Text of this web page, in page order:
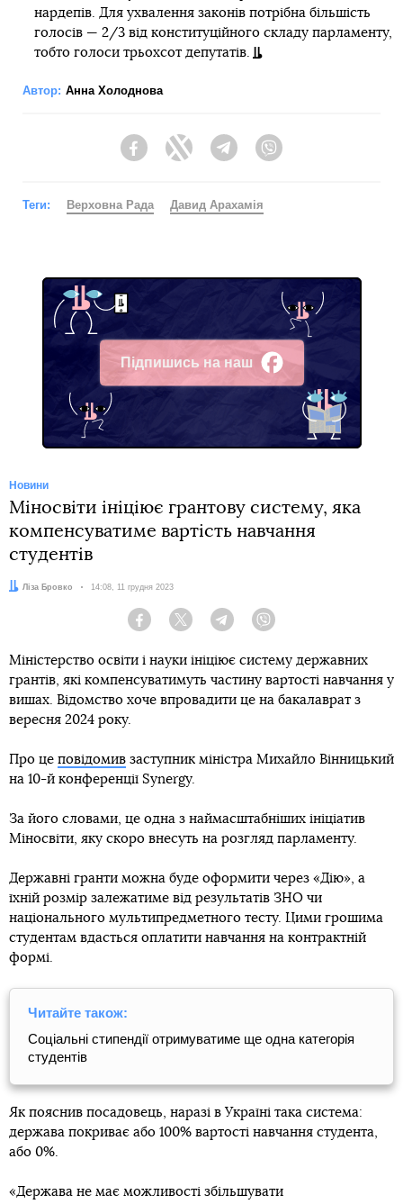
нардепів. Для ухвалення законів потрібна більшість
голосів — 2/3 від конституційного складу парламенту,
тобто голоси трьохсот депутатів.
Автор: Анна Холоднова
FacebookTwitter Telegram
Теги: Верховна Рада Давид Арахамія
Підпишись на наш
Facebook
Новини
Міносвіти ініціює грантову систему, яка
компенсуватиме вартість навчання
студентів
Автор:
Ліза Бровко Дата:
14:08, 11 грудня 2023
Facebook Twitter Telegram
Міністерство освіти і науки ініціює систему державних
грантів, які компенсуватимуть частину вартості навчання у
вишах. Відомство хоче впровадити це на бакалаврат з
вересня 2024 року.
Про це повідомив заступник міністра Михайло Вінницький
на 10-й конференції Synergy.
За його словами, це одна з наймасштабніших ініціатив
Міносвіти, яку скоро внесуть на розгляд парламенту.
Державні гранти можна буде оформити через «Дію», а
їхній розмір залежатиме від результатів ЗНО чи
національного мультипредметного тесту. Цими грошима
студентам вдасться оплатити навчання на контрактній
формі.
Читайте також:
Соціальні стипендії отримуватиме ще одна категорія
студентів
Як пояснив посадовець, наразі в Україні така система:
держава покриває або 100% вартості навчання студента,
або 0%.
«Держава не має можливості збільшувати